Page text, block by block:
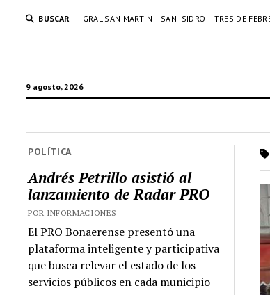
BUSCAR GRAL SAN MARTÍN SAN ISIDRO TRES DE
9 agosto, 2026
POLÍTICA
Andrés Petrillo asistió al
lanzamiento de Radar PRO
POR INFORMACIONES
El PRO Bonaerense presentó una
plataforma inteligente y participativa
que busca relevar el estado de los
servicios públicos en cada municipio